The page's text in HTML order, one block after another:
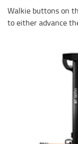
Walkie buttons on
to either advance